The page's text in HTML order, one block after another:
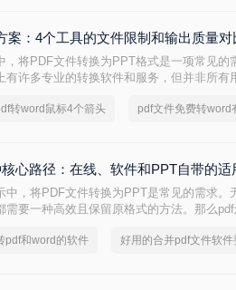
案：4个工具的文件限制和输出质量对
，将PDF文件转换为PPT格式是一项常见的
有许多专业的转换软件和服务，但并非所有
转word鼠标4个箭头
心路径：在线、软件和PPT自带的适
中，将PDF文件转换为PPT是常见的需求。
需要一种高效且保留原格式的方法。那么
pdf和word的软件